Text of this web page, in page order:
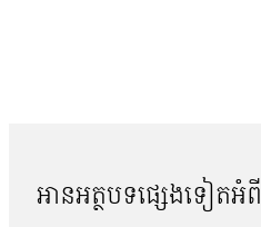
អានអត្ថបទផ្សេងទៀតអំពី